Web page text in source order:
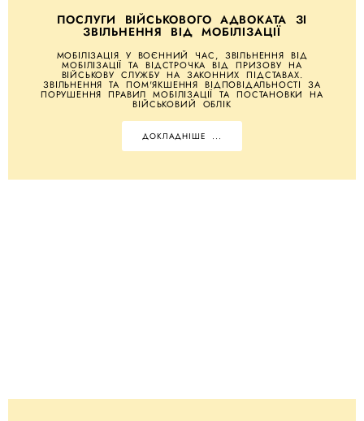
ПОСЛУГИ ВІЙСЬКОВОГО АДВОКАТА ЗІ
ЗВІЛЬНЕННЯ ВІД МОБІЛІЗАЦІЇ
МОБІЛІЗАЦІЯ У ВОЄННИЙ ЧАС, ЗВІЛЬНЕННЯ ВІД
МОБІЛІЗАЦІЇ ТА ВІДСТРОЧКА ВІД ПРИЗОВУ НА
ВІЙСЬКОВУ СЛУЖБУ НА ЗАКОННИХ ПІДСТАВАХ.
ЗВІЛЬНЕННЯ ТА ПОМ'ЯКШЕННЯ ВІДПОВІДАЛЬНОСТІ ЗА
ПОРУШЕННЯ ПРАВИЛ МОБІЛІЗАЦІЇ ТА ПОСТАНОВКИ НА
ВІЙСЬКОВИЙ ОБЛІК
ДОКЛАДНІШЕ ...